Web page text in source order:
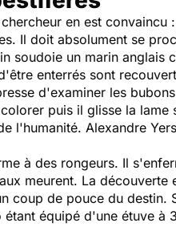
en est
Il doit absolument se
soudoie un marin
enterrés sont
d'examiner les
puis il glisse la
l'humanité. Alexandre
à des rongeurs. Il
meurent. La
coup de pouce du destin.
équipé d'une étuve à